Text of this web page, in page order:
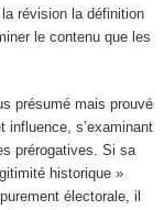
révision la définition
le contenu que les
présumé mais prouvé
s’examinant
prérogatives. Si sa
historique »
électorale, il